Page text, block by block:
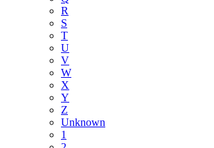
R
S
T
U
V
W
X
Y
Z
Unknown
1